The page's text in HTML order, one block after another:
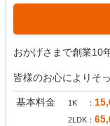
おかげさまで創業10
皆様のお心によりそ
基本料金 1K
2LDK